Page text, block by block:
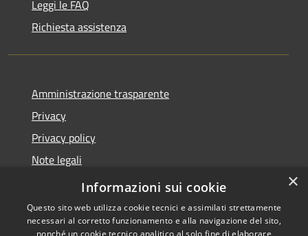
Leggi le FAQ
Richiesta assistenza
Amministrazione trasparente
Privacy
Privacy policy
Note legali
Dichiarazione di accessibilità
×
Informazioni sui cookie
Questo sito web utilizza cookie tecnici e assimilati strettamente
necessari al corretto funzionamento e alla navigazione del sito,
nonché un cookie tecnico analitico al solo fine di elaborare